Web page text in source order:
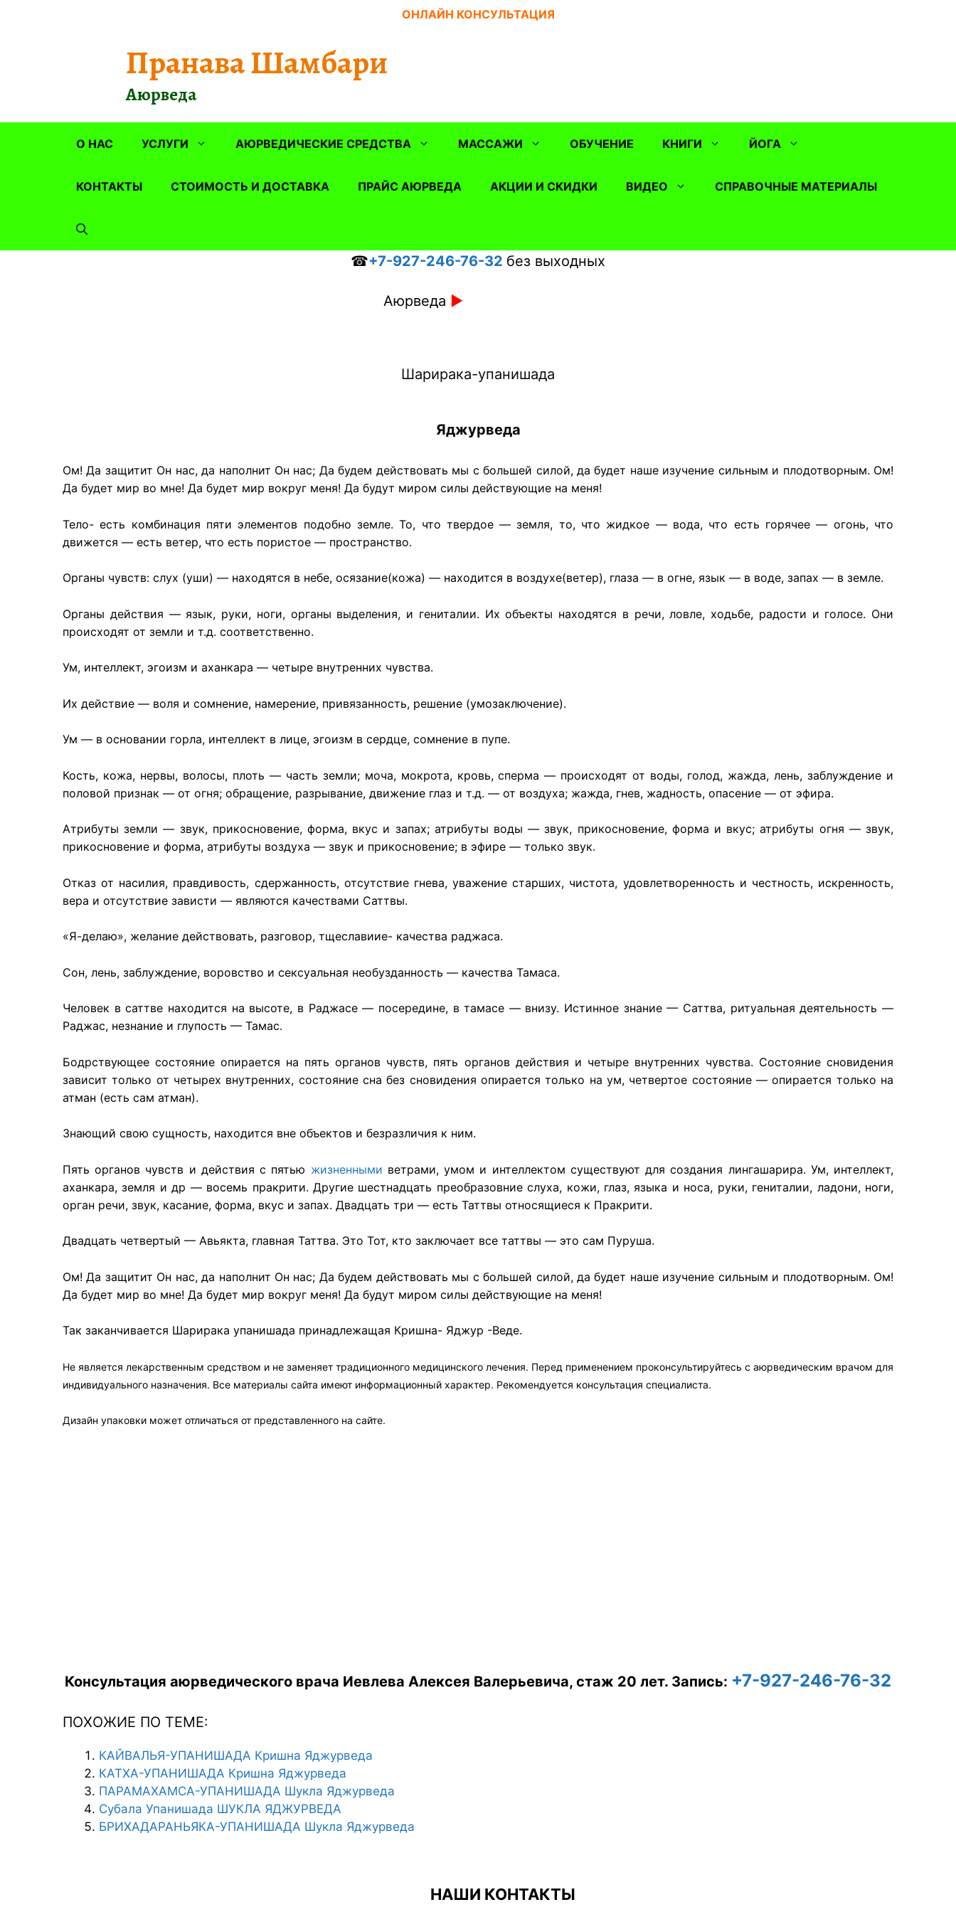
ОНЛАЙН КОНСУЛЬТАЦИЯ
Пранава Шамбари
Аюрведа
О НАС УСЛУГИ АЮРВЕДИЧЕСКИЕ СРЕДСТВА МАССАЖИ ОБУЧЕНИЕ КНИГИ ЙОГА
КОНТАКТЫ СТОИМОСТЬ И ДОСТАВКА ПРАЙС АЮРВЕДА АКЦИИ И СКИДКИ ВИДЕО СПРАВОЧНЫЕ МАТЕРИАЛЫ
☎+7-927-246-76-32 без выходных
Аюрведа ►
Шарирака-упанишада
Яджурведа
Ом! Да защитит Он нас, да наполнит Он нас; Да будем действовать мы с большей силой, да будет наше изучение сильным и плодотворным. Ом!
Да будет мир во мне! Да будет мир вокруг меня! Да будут миром силы действующие на меня!
Тело- есть комбинация пяти элементов подобно земле. То, что твердое — земля, то, что жидкое — вода, что есть горячее — огонь, что
движется — есть ветер, что есть пористое — пространство.
Органы чувств: слух (уши) — находятся в небе, осязание(кожа) — находится в воздухе(ветер), глаза — в огне, язык — в воде, запах — в земле.
Органы действия — язык, руки, ноги, органы выделения, и гениталии. Их объекты находятся в речи, ловле, ходьбе, радости и голосе. Они
происходят от земли и т.д. соответственно.
Ум, интеллект, эгоизм и аханкара — четыре внутренних чувства.
Их действие — воля и сомнение, намерение, привязанность, решение (умозаключение).
Ум — в основании горла, интеллект в лице, эгоизм в сердце, сомнение в пупе.
Кость, кожа, нервы, волосы, плоть — часть земли; моча, мокрота, кровь, сперма — происходят от воды, голод, жажда, лень, заблуждение и
половой признак — от огня; обращение, разрывание, движение глаз и т.д. — от воздуха; жажда, гнев, жадность, опасение — от эфира.
Атрибуты земли — звук, прикосновение, форма, вкус и запах; атрибуты воды — звук, прикосновение, форма и вкус; атрибуты огня — звук,
прикосновение и форма, атрибуты воздуха — звук и прикосновение; в эфире — только звук.
Отказ от насилия, правдивость, сдержанность, отсутствие гнева, уважение старших, чистота, удовлетворенность и честность, искренность,
вера и отсутствие зависти — являются качествами Саттвы.
«Я-делаю», желание действовать, разговор, тщеславиие- качества раджаса.
Сон, лень, заблуждение, воровство и сексуальная необузданность — качества Тамаса.
Человек в саттве находится на высоте, в Раджасе — посередине, в тамасе — внизу. Истинное знание — Саттва, ритуальная деятельность —
Раджас, незнание и глупость — Тамас.
Бодрствующее состояние опирается на пять органов чувств, пять органов действия и четыре внутренних чувства. Состояние сновидения
зависит только от четырех внутренних, состояние сна без сновидения опирается только на ум, четвертое состояние — опирается только на
атман (есть сам атман).
Знающий свою сущность, находится вне объектов и безразличия к ним.
Пять органов чувств и действия с пятью жизненными ветрами, умом и интеллектом существуют для создания лингашарира. Ум, интеллект,
аханкара, земля и др — восемь пракрити. Другие шестнадцать преобразовние слуха, кожи, глаз, языка и носа, руки, гениталии, ладони, ноги,
орган речи, звук, касание, форма, вкус и запах. Двадцать три — есть Таттвы относящиеся к Пракрити.
Двадцать четвертый — Авьякта, главная Таттва. Это Тот, кто заключает все таттвы — это сам Пуруша.
Ом! Да защитит Он нас, да наполнит Он нас; Да будем действовать мы с большей силой, да будет наше изучение сильным и плодотворным. Ом!
Да будет мир во мне! Да будет мир вокруг меня! Да будут миром силы действующие на меня!
Так заканчивается Шарирака упанишада принадлежащая Кришна- Яджур -Веде.
Не является лекарственным средством и не заменяет традиционного медицинского лечения. Перед применением проконсультируйтесь с аюрведическим врачом для
индивидуального назначения. Все материалы сайта имеют информационный характер. Рекомендуется консультация специалиста.
Дизайн упаковки может отличаться от представленного на сайте.
Консультация аюрведического врача Иевлева Алексея Валерьевича, стаж 20 лет. Запись: +7-927-246-76-32
ПОХОЖИЕ ПО ТЕМЕ:
КАЙВАЛЬЯ-УПАНИШАДА Кришна Яджурведа
КАТХА-УПАНИШАДА Кришна Яджурведа
ПАРАМАХАМСА-УПАНИШАДА Шукла Яджурведа
Субала Упанишада ШУКЛА ЯДЖУРВЕДА
БРИХАДАРАНЬЯКА-УПАНИШАДА Шукла Яджурведа
НАШИ КОНТАКТЫ